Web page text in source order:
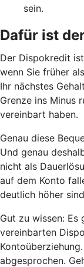
sein.
Dafür ist
Der Dispokredit
wenn Sie früher
Ihr nächstes
Grenze ins Minus
vereinbart haben.
Genau diese
Und genau
nicht als
auf dem Konto
deutlich höher
Gut zu wissen: Es
vereinbarten
abgesprochen.